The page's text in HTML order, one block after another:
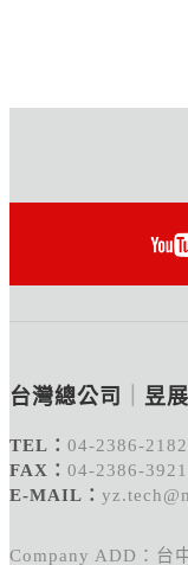
台灣總公司 昱
TEL： 04-2386-2182
FAX： 04-2386-3921
E-MAIL：
Company ADD：台